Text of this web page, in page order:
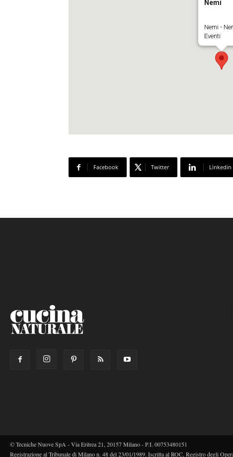
Nemi
Nemi -
Eventi
Facebook Twitter Linkedin
© Tecniche Nuove SpA - Via Eritrea 21, 20157 Milano - P.I. 00753480151
Registrazione al Tribunale di Milano n. 48 del 23/01/1989. Iscritta al ROC, Registro degli